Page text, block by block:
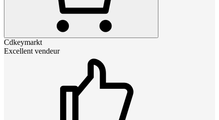
Cdkeymarkt
Excellent vendeur